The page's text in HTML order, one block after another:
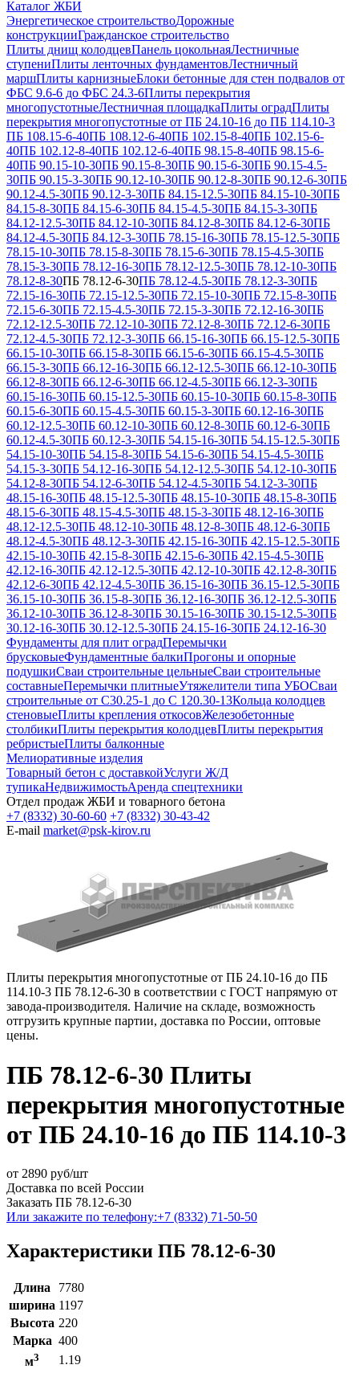
Каталог ЖБИ
Энергетическое строительствоДорожные
конструкцииГражданское строительство
Плиты днищ колодцевПанель цокольнаяЛестничные
ступениПлиты ленточных фундаментовЛестничный
маршПлиты карнизныеБлоки бетонные для стен подвалов от
ФБС 9.6-6 до ФБС 24.3-6Плиты перекрытия
многопустотныеЛестничная площадкаПлиты оградПлиты
перекрытия многопустотные от ПБ 24.10-16 до ПБ 114.10-3
ПБ 108.15-6-40ПБ 108.12-6-40ПБ 102.15-8-40ПБ 102.15-6-
40ПБ 102.12-8-40ПБ 102.12-6-40ПБ 98.15-8-40ПБ 98.15-6-
40ПБ 90.15-10-30ПБ 90.15-8-30ПБ 90.15-6-30ПБ 90.15-4.5-
30ПБ 90.15-3-30ПБ 90.12-10-30ПБ 90.12-8-30ПБ 90.12-6-30ПБ
90.12-4.5-30ПБ 90.12-3-30ПБ 84.15-12.5-30ПБ 84.15-10-30ПБ
84.15-8-30ПБ 84.15-6-30ПБ 84.15-4.5-30ПБ 84.15-3-30ПБ
84.12-12.5-30ПБ 84.12-10-30ПБ 84.12-8-30ПБ 84.12-6-30ПБ
84.12-4.5-30ПБ 84.12-3-30ПБ 78.15-16-30ПБ 78.15-12.5-30ПБ
78.15-10-30ПБ 78.15-8-30ПБ 78.15-6-30ПБ 78.15-4.5-30ПБ
78.15-3-30ПБ 78.12-16-30ПБ 78.12-12.5-30ПБ 78.12-10-30ПБ
78.12-8-30ПБ 78.12-6-30ПБ 78.12-4.5-30ПБ 78.12-3-30ПБ
72.15-16-30ПБ 72.15-12.5-30ПБ 72.15-10-30ПБ 72.15-8-30ПБ
72.15-6-30ПБ 72.15-4.5-30ПБ 72.15-3-30ПБ 72.12-16-30ПБ
72.12-12.5-30ПБ 72.12-10-30ПБ 72.12-8-30ПБ 72.12-6-30ПБ
72.12-4.5-30ПБ 72.12-3-30ПБ 66.15-16-30ПБ 66.15-12.5-30ПБ
66.15-10-30ПБ 66.15-8-30ПБ 66.15-6-30ПБ 66.15-4.5-30ПБ
66.15-3-30ПБ 66.12-16-30ПБ 66.12-12.5-30ПБ 66.12-10-30ПБ
66.12-8-30ПБ 66.12-6-30ПБ 66.12-4.5-30ПБ 66.12-3-30ПБ
60.15-16-30ПБ 60.15-12.5-30ПБ 60.15-10-30ПБ 60.15-8-30ПБ
60.15-6-30ПБ 60.15-4.5-30ПБ 60.15-3-30ПБ 60.12-16-30ПБ
60.12-12.5-30ПБ 60.12-10-30ПБ 60.12-8-30ПБ 60.12-6-30ПБ
60.12-4.5-30ПБ 60.12-3-30ПБ 54.15-16-30ПБ 54.15-12.5-30ПБ
54.15-10-30ПБ 54.15-8-30ПБ 54.15-6-30ПБ 54.15-4.5-30ПБ
54.15-3-30ПБ 54.12-16-30ПБ 54.12-12.5-30ПБ 54.12-10-30ПБ
54.12-8-30ПБ 54.12-6-30ПБ 54.12-4.5-30ПБ 54.12-3-30ПБ
48.15-16-30ПБ 48.15-12.5-30ПБ 48.15-10-30ПБ 48.15-8-30ПБ
48.15-6-30ПБ 48.15-4.5-30ПБ 48.15-3-30ПБ 48.12-16-30ПБ
48.12-12.5-30ПБ 48.12-10-30ПБ 48.12-8-30ПБ 48.12-6-30ПБ
48.12-4.5-30ПБ 48.12-3-30ПБ 42.15-16-30ПБ 42.15-12.5-30ПБ
42.15-10-30ПБ 42.15-8-30ПБ 42.15-6-30ПБ 42.15-4.5-30ПБ
42.12-16-30ПБ 42.12-12.5-30ПБ 42.12-10-30ПБ 42.12-8-30ПБ
42.12-6-30ПБ 42.12-4.5-30ПБ 36.15-16-30ПБ 36.15-12.5-30ПБ
36.15-10-30ПБ 36.15-8-30ПБ 36.12-16-30ПБ 36.12-12.5-30ПБ
36.12-10-30ПБ 36.12-8-30ПБ 30.15-16-30ПБ 30.15-12.5-30ПБ
30.12-16-30ПБ 30.12-12.5-30ПБ 24.15-16-30ПБ 24.12-16-30
Фундаменты для плит оградПеремычки
брусковыеФундаментные балкиПрогоны и опорные
подушкиСваи строительные цельныеСваи строительные
составныеПеремычки плитныеУтяжелители типа УБОСваи
строительные от С30.25-1 до С 120.30-13Кольца колодцев
стеновыеПлиты крепления откосовЖелезобетонные
столбикиПлиты перекрытия колодцевПлиты перекрытия
ребристыеПлиты балконные
Мелиоративные изделия
Товарный бетон с доставкойУслуги Ж/Д
тупикаНедвижимостьАренда спецтехники
Отдел продаж ЖБИ и товарного бетона
+7 (8332) 30-60-60 +7 (8332) 30-43-42
E-mail market@psk-kirov.ru
Плиты перекрытия многопустотные от ПБ 24.10-16 до ПБ
114.10-3 ПБ 78.12-6-30 в соответствии с ГОСТ напрямую от
завода-производителя. Наличие на складе, возможность
отгрузить крупные партии, доставка по России, оптовые
цены.
ПБ 78.12-6-30 Плиты
перекрытия многопустотные
от ПБ 24.10-16 до ПБ 114.10-3
от 2890 руб/шт
Доставка по всей России
Заказать ПБ 78.12-6-30
Или закажите по телефону:+7 (8332) 71-50-50
Характеристики ПБ 78.12-6-30
Длина
7780
ширина 1197
Высота 220
Марка 400
м3
1.19